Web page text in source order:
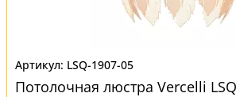
LSQ-1907-05
Потолочная люстра Vercelli